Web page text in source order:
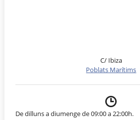
C/ Ibiza
Poblats Marítims
De dilluns a diumenge de 09:00 a 22:00h.